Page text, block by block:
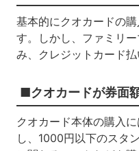
基本的にクオカードの
す。しかし、ファミリ
み、クレジットカード払
■クオカードが券面
クオカード本体の購入
し、1000円以下のスタ